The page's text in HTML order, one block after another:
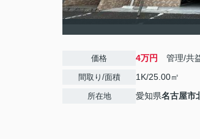
価格 4万円 管理/共
間取り/面積 1K/25.00㎡
所在地 愛知県名古屋市